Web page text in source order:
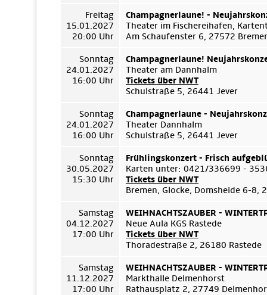
Freitag
15.01.2027
20:00 Uhr
Champagnerlaune! -
Theater im Fischereihafen,
Am Schaufenster 6, 27572
Sonntag
24.01.2027
16:00 Uhr
Champagnerlaune!
Theater am Dannhalm
Tickets über NWT
Schulstraße 5, 26441 Jever
Sonntag
24.01.2027
16:00 Uhr
Champagnerlaune -
Theater Dannhalm
Schulstraße 5, 26441 Jever
Sonntag
30.05.2027
15:30 Uhr
Frühlingskonzert - Frisch
Karten unter: 0421/336699 -
Tickets über NWT
Bremen, Glocke, Domsheide 6-8,
Samstag
04.12.2027
17:00 Uhr
WEIHNACHTSZAUBER -
Neue Aula KGS Rastede
Tickets über NWT
Thoradestraße 2, 26180 Rastede
Samstag
11.12.2027
17:00 Uhr
WEIHNACHTSZAUBER -
Markthalle Delmenhorst
Rathausplatz 2, 27749